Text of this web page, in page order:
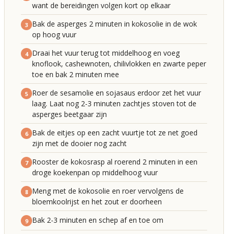
want de bereidingen volgen kort op elkaar
3 Bak de asperges 2 minuten in kokosolie in de wok
op hoog vuur
4 Draai het vuur terug tot middelhoog en voeg
knoflook, cashewnoten, chilivlokken en zwarte peper
toe en bak 2 minuten mee
5 Roer de sesamolie en sojasaus erdoor zet het vuur
laag. Laat nog 2-3 minuten zachtjes stoven tot de
asperges beetgaar zijn
6 Bak de eitjes op een zacht vuurtje tot ze net goed
zijn met de dooier nog zacht
7 Rooster de kokosrasp al roerend 2 minuten in een
droge koekenpan op middelhoog vuur
8 Meng met de kokosolie en roer vervolgens de
bloemkoolrijst en het zout er doorheen
9 Bak 2-3 minuten en schep af en toe om